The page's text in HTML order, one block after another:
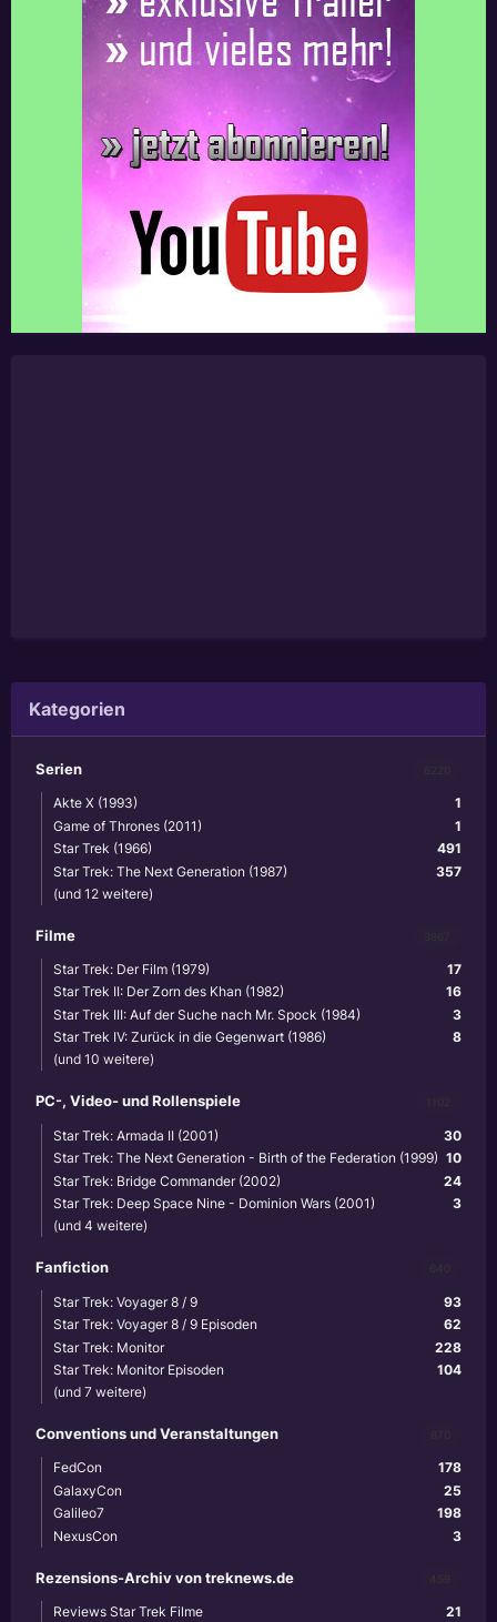
Kategorien
Serien
1
Akte X (1993)
1
Game of Thrones (2011)
491
Star Trek (1966)
357
Star Trek: The Next Generation (1987)
(und 12 weitere)
Filme
17
Star Trek: Der Film (1979)
16
Star Trek II: Der Zorn des Khan (1982)
3
Star Trek III: Auf der Suche nach Mr. Spock (1984)
8
Star Trek IV: Zurück in die Gegenwart (1986)
(und 10 weitere)
PC-, Video- und Rollenspiele
30
Star Trek: Armada II (2001)
10
Star Trek: The Next Generation - Birth of the Federation (1999)
24
Star Trek: Bridge Commander (2002)
3
Star Trek: Deep Space Nine - Dominion Wars (2001)
(und 4 weitere)
Fanfiction
93
Star Trek: Voyager 8 / 9
62
Star Trek: Voyager 8 / 9 Episoden
228
Star Trek: Monitor
104
Star Trek: Monitor Episoden
(und 7 weitere)
Conventions und Veranstaltungen
178
FedCon
25
GalaxyCon
198
Galileo7
3
NexusCon
Rezensions-Archiv von treknews.de
21
Reviews Star Trek Filme